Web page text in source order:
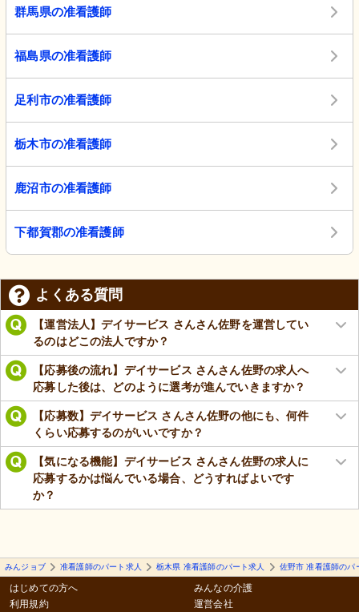
群馬県の准看護師
福島県の准看護師
足利市の准看護師
栃木市の准看護師
鹿沼市の准看護師
下都賀郡の准看護師
よくある質問
【運営法人】デイサービス さんさん佐野を運営してい
るのはどこの法人ですか？
【応募後の流れ】デイサービス さんさん佐野の求人へ
応募した後は、どのように選考が進んでいきますか？
【応募数】デイサービス さんさん佐野の他にも、何件
くらい応募するのがいいですか？
【気になる機能】デイサービス さんさん佐野の求人に
応募するかは悩んでいる場合、どうすればよいです
か？
みんジョブ 准看護師のパート求人 栃木県 准看護師のパート求人 佐野市 准看護師のパ
はじめての方へ
利用規約
みんなの介護
運営会社